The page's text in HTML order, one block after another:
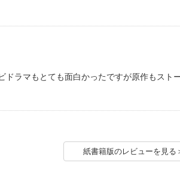
ドラマもとても面白かったですが原作もスト
紙書籍版のレビューを見る